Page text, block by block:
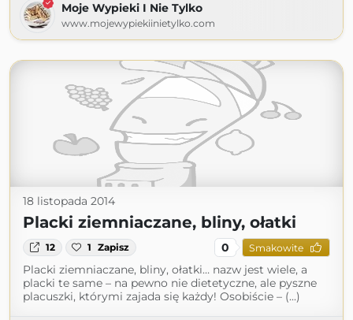
Moje Wypieki I Nie Tylko
www.mojewypiekiinietylko.com
18 listopada 2014
Placki ziemniaczane, bliny, ołatki
12 1 Zapisz 0 Smakowite
Placki ziemniaczane, bliny, ołatki… nazw jest wiele, a
placki te same – na pewno nie dietetyczne, ale pyszne
placuszki, którymi zajada się każdy! Osobiście – (...)